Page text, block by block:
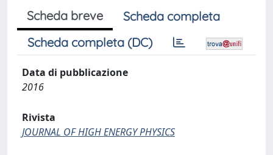
Scheda breve
Scheda completa
Scheda completa (DC)
Data di pubblicazione
2016
Rivista
JOURNAL OF HIGH ENERGY PHYSICS